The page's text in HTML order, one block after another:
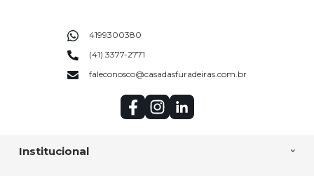
Institucional
4199300380
(41) 3377-2771
faleconosco@casadasfuradeiras.com.br